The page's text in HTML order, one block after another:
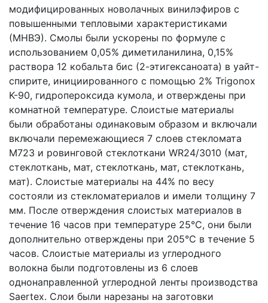
модифицированных новолачных винилэфиров с
повышенными тепловыми характеристиками
(МНВЭ). Смолы были ускорены по формуле с
использованием 0,05% диметиланилина, 0,15%
раствора 12 кобальта бис (2-этигексаноата) в уайт-
спирите, инициированного с помощью 2% Trigonox
K-90, гидропероксида кумола, и отверждены при
комнатной температуре. Слоистые материалы
были обработаны одинаковым образом и включали
включали перемежающиеся 7 слоев стекломата
М723 и ровинговой стеклоткани WR24/3010 (мат,
стеклоткань, мат, стеклоткань, мат, стеклоткань,
мат). Слоистые материалы на 44% по весу
состояли из стекломатериалов и имели толщину 7
мм. После отверждения слоистых материалов в
течение 16 часов при температуре 25°С, они были
дополнительно отверждены при 205°С в течение 5
часов. Слоистые материалы из углеродного
волокна были подготовлены из 6 слоев
однонаправленной углеродной ленты производства
Saertex. Слои были нарезаны на заготовки